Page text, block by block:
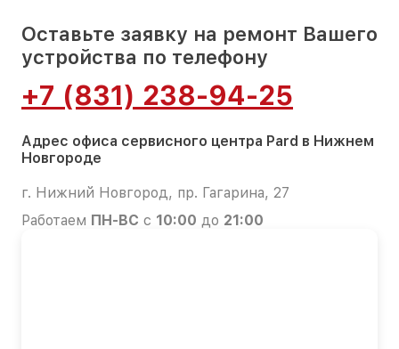
Оставьте заявку на ремонт Вашего
устройства по телефону
+7 (831) 238-94-25
Адрес офиса сервисного центра Pard в Нижнем
Новгороде
г. Нижний Новгород, пр. Гагарина, 27
Работаем ПН-ВС с 10:00 до 21:00